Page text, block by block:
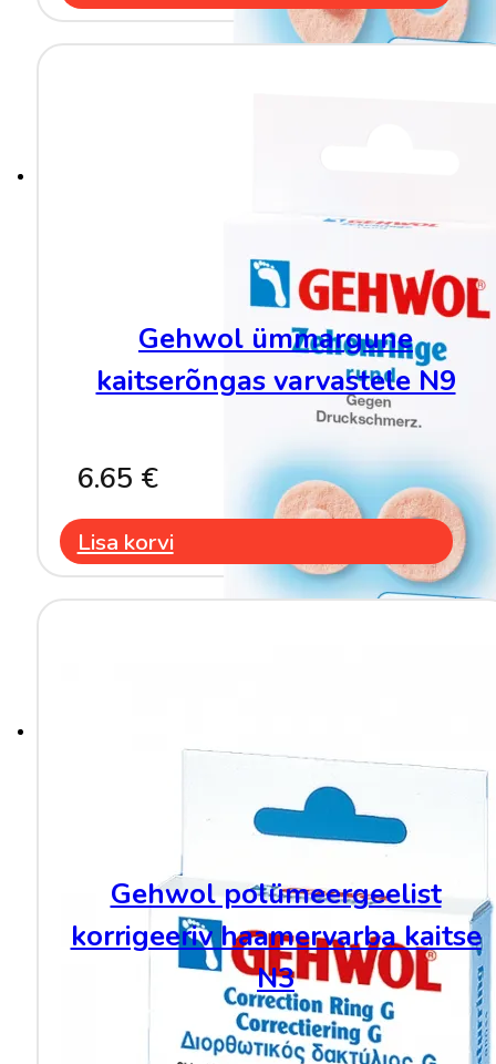
Gehwol ümmargune
kaitserõngas varvastele N9
6.65 €
Lisa korvi
Gehwol polümeergeelist
korrigeeriv haamervarba kaitse
N3